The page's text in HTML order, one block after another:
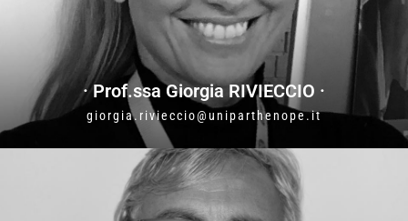
· Prof.ssa Giorgia RIVIECCIO ·
giorgia.rivieccio@uniparthenope.it